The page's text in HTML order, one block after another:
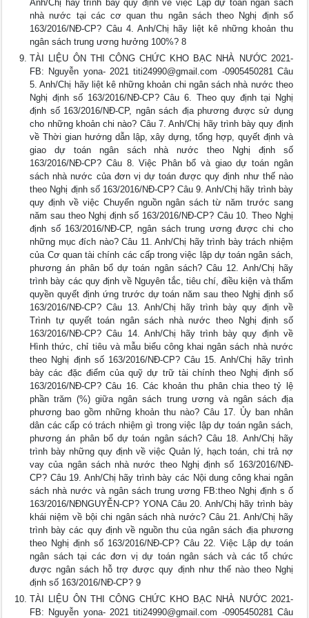
Anh/Chị hãy trình bày quy định về việc Lập dự toán ngân sách
nhà nước tại các cơ quan thu ngân sách theo Nghị định số
163/2016/NĐ-CP? Câu 4. Anh/Chị hãy liệt kê những khoản thu
ngân sách trung ương hưởng 100%? 8
TÀI LIỆU ÔN THI CÔNG CHỨC KHO BẠC NHÀ NƯỚC 2021-
FB: Nguyễn yona- 2021titi24990@gmail.com -0905450281 Câu
5. Anh/Chị hãy liệt kê những khoản chi ngân sách nhà nước theo
Nghị định số 163/2016/NĐ-CP? Câu 6. Theo quy định tại Nghị
định số 163/2016/NĐ-CP, ngân sách địa phương được sử dụng
cho những khoản chi nào? Câu 7. Anh/Chị hãy trình bày quy định
về Thời gian hướng dẫn lập, xây dựng, tổng hợp, quyết định và
giao dự toán ngân sách nhà nước theo Nghị định số
163/2016/NĐ-CP? Câu 8. Việc Phân bổ và giao dự toán ngân
sách nhà nước của đơn vị dự toán được quy định như thế nào
theo Nghị định số 163/2016/NĐ-CP? Câu 9. Anh/Chị hãy trình bày
quy định về việc Chuyển nguồn ngân sách từ năm trước sang
năm sau theo Nghị định số 163/2016/NĐ-CP? Câu 10. Theo Nghị
định số 163/2016/NĐ-CP, ngân sách trung ương được chi cho
những mục đích nào? Câu 11. Anh/Chị hãy trình bày trách nhiệm
của Cơ quan tài chính các cấp trong việc lập dự toán ngân sách,
phương án phân bổ dự toán ngân sách? Câu 12. Anh/Chị hãy
trình bày các quy định về Nguyên tắc, tiêu chí, điều kiện và thẩm
quyền quyết định ứng trước dự toán năm sau theo Nghị định số
163/2016/NĐ-CP? Câu 13. Anh/Chị hãy trình bày quy định về
Trình tự quyết toán ngân sách nhà nước theo Nghị định số
163/2016/NĐ-CP? Câu 14. Anh/Chị hãy trình bày quy định về
Hình thức, chỉ tiêu và mẫu biểu công khai ngân sách nhà nước
theo Nghị định số 163/2016/NĐ-CP? Câu 15. Anh/Chị hãy trình
bày các đặc điểm của quỹ dự trữ tài chính theo Nghị định số
163/2016/NĐ-CP? Câu 16. Các khoản thu phân chia theo tỷ lệ
phần trăm (%) giữa ngân sách trung ương và ngân sách địa
phương bao gồm những khoản thu nào? Câu 17. Ủy ban nhân
dân các cấp có trách nhiệm gì trong việc lập dự toán ngân sách,
phương án phân bổ dự toán ngân sách? Câu 18. Anh/Chị hãy
trình bày những quy định về việc Quản lý, hạch toán, chi trả nợ
vay của ngân sách nhà nước theo Nghị định số 163/2016/NĐ-
CP? Câu 19. Anh/Chị hãy trình bày các Nội dung công khai ngân
sách nhà nước và ngân sách trung ương FB:theo Nghị định s ố
163/2016/NĐNGUYỄN-CP? YONA Câu 20. Anh/Chị hãy trình bày
khái niệm về bội chi ngân sách nhà nước? Câu 21. Anh/Chị hãy
trình bày các quy định về nguồn thu của ngân sách địa phương
theo Nghị định số 163/2016/NĐ-CP? Câu 22. Việc Lập dự toán
ngân sách tại các đơn vị dự toán ngân sách và các tổ chức
được ngân sách hỗ trợ được quy định như thế nào theo Nghị
định số 163/2016/NĐ-CP? 9
TÀI LIỆU ÔN THI CÔNG CHỨC KHO BẠC NHÀ NƯỚC 2021-
FB: Nguyễn yona- 2021titi24990@gmail.com -0905450281 Câu